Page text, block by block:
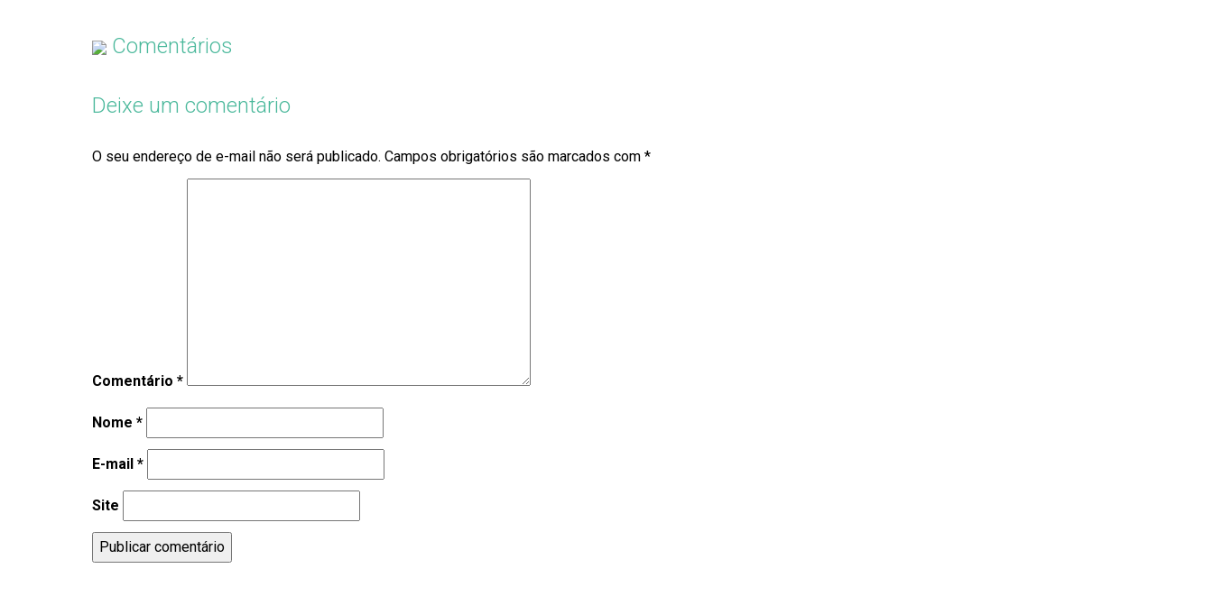
Comentários
Deixe um comentário
O seu endereço de e-mail não será publicado. Campos obrigatórios são marcados com *
Comentário *
Nome *
E-mail *
Site